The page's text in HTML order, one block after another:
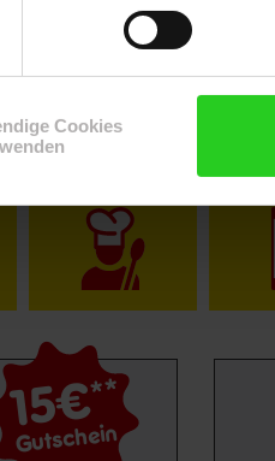
Cookies
15€**
Gutschein